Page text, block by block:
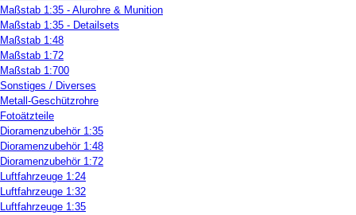
Maßstab 1:35 - Alurohre & Munition
Maßstab 1:35 - Detailsets
Maßstab 1:48
Maßstab 1:72
Maßstab 1:700
Sonstiges / Diverses
Metall-Geschützrohre
Fotoätzteile
Dioramenzubehör 1:35
Dioramenzubehör 1:48
Dioramenzubehör 1:72
Luftfahrzeuge 1:24
Luftfahrzeuge 1:32
Luftfahrzeuge 1:35